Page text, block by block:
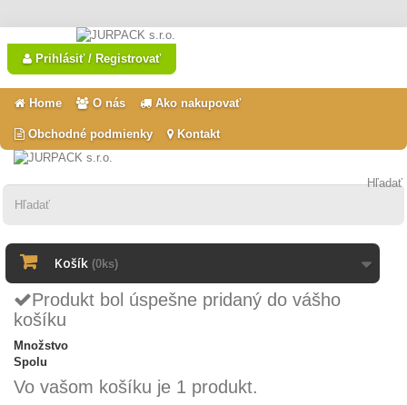
Prihlásiť / Registrovať
Home O nás Ako nakupovať
Obchodné podmienky Kontakt
Hľadať
Košík (0ks)
Produkt bol úspešne pridaný do vášho
košíku
Množstvo
Spolu
Vo vašom košíku je 1 produkt.